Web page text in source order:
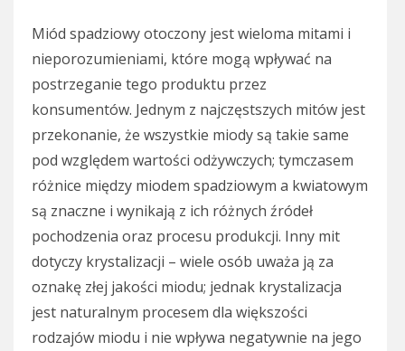
Miód spadziowy otoczony jest wieloma mitami i
nieporozumieniami, które mogą wpływać na
postrzeganie tego produktu przez
konsumentów. Jednym z najczęstszych mitów jest
przekonanie, że wszystkie miody są takie same
pod względem wartości odżywczych; tymczasem
różnice między miodem spadziowym a kwiatowym
są znaczne i wynikają z ich różnych źródeł
pochodzenia oraz procesu produkcji. Inny mit
dotyczy krystalizacji – wiele osób uważa ją za
oznakę złej jakości miodu; jednak krystalizacja
jest naturalnym procesem dla większości
rodzajów miodu i nie wpływa negatywnie na jego